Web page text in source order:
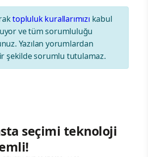
topluluk kurallarımızı kabul
ve tüm sorumluluğu
Yazılan yorumlardan
şekilde sorumlu tutulamaz.
seçimi teknoloji